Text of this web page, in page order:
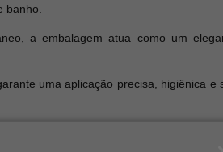
banho.
a embalagem atua como um
uma aplicação precisa, higiênica e